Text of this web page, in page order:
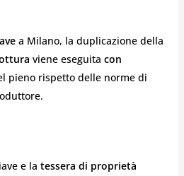
a Milano, la duplicazione della
viene eseguita con
pieno rispetto delle norme di
e la tessera di proprietà